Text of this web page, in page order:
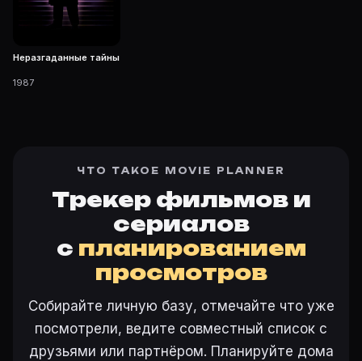
Неразгаданные тайны
1987
ЧТО ТАКОЕ MOVIE PLANNER
Трекер фильмов и
сериалов
с планированием
просмотров
Собирайте личную базу, отмечайте что уже
посмотрели, ведите совместный список с
друзьями или партнёром. Планируйте дома